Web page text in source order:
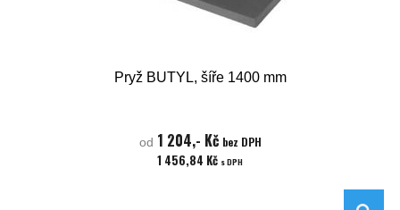
Pryž BUTYL, šíře 1400 mm
od 1 204,- Kč bez DPH
1 456,84 Kč s DPH